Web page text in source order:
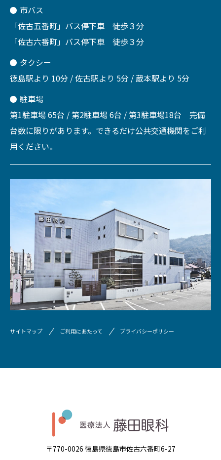
市バス
「佐古五番町」バス停下車 徒歩３分
「佐古六番町」バス停下車 徒歩３分
タクシー
徳島駅より 10分 / 佐古駅より 5分 / 蔵本駅より 5分
駐車場
第1駐車場 65台 / 第2駐車場 6台 / 第3駐車場18台 完備
台数に限りがあります。できるだけ公共交通機関をご利
用ください。
サイトマップ ご利用にあたって プライバシーポリシー
〒770-0026 徳島県徳島市佐古六番町6-27